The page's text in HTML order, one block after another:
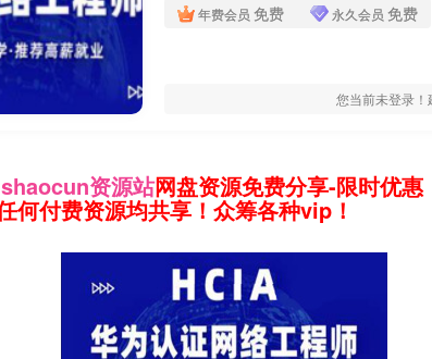
年费会员 免费 永久会员 免费
您当前未登录
shaocun资源站网盘资源免费分享-限时优
何付费资源均共享！众筹各种vip！